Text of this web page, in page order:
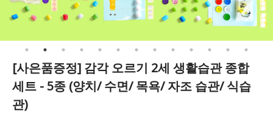
[사은품증정] 감각 오르기 2세 생활습관 종합
세트 - 5종 (양치/ 수면/ 목욕/ 자조 습관/ 식습
관)